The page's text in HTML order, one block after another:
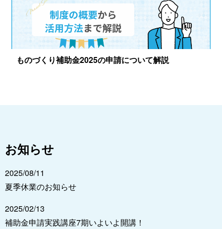
ものづくり補助金2025の申請について解説
お知らせ
2025/08/11
夏季休業のお知らせ
2025/02/13
補助金申請実践講座7期いよいよ開講！